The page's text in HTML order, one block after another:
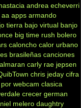
andrea echeverri
apps armando
tierra bajo virtual banjo
big time rush bolero
caloncho calor urbano
brasileñas canciones
carly rae jepsen
chris jeday cifra
webcam clasica
crecer german
melero daughtry